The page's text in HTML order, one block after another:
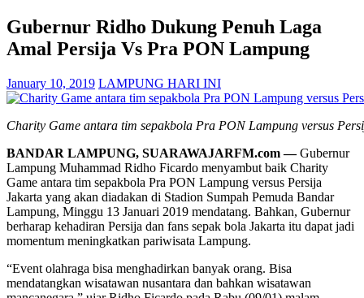
Gubernur Ridho Dukung Penuh Laga
Amal Persija Vs Pra PON Lampung
January 10, 2019 LAMPUNG HARI INI
Charity Game antara tim sepakbola Pra PON Lampung versus
BANDAR LAMPUNG, SUARAWAJARFM.com —Gubernur
Lampung Muhammad Ridho Ficardo menyambut baik Charity
Game antara tim sepakbola Pra PON Lampung versus Persija
Jakarta yang akan diadakan di Stadion Sumpah Pemuda Bandar
Lampung, Minggu 13 Januari 2019 mendatang. Bahkan, Gubernur
berharap kehadiran Persija dan fans sepak bola Jakarta itu dapat jadi
momentum meningkatkan pariwisata Lampung.
“Event olahraga bisa menghadirkan banyak orang. Bisa
mendatangkan wisatawan nusantara dan bahkan wisatawan